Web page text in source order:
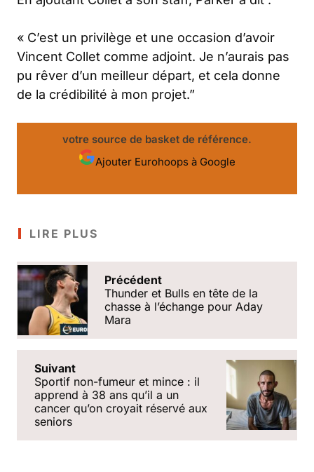
« C’est un privilège et une occasion d’avoir
Vincent Collet comme adjoint. Je n’aurais pas
pu rêver d’un meilleur départ, et cela donne
de la crédibilité à mon projet.”
votre source de basket de référence.
Ajouter Eurohoops à Google
LIRE PLUS
Précédent
Thunder et Bulls en tête de la
chasse à l’échange pour Aday
Mara
Suivant
Sportif non-fumeur et mince : il
apprend à 38 ans quʼil a un
cancer quʼon croyait réservé aux
seniors